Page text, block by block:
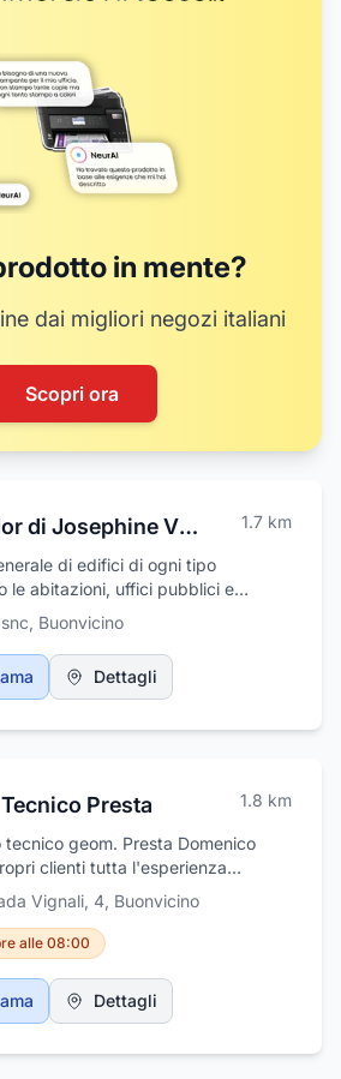
in mente?
dai migliori negozi italiani
Scopri ora
Splendor di Josephine Vitale 1.7 km
di edifici di ogni tipo
le abitazioni, uffici pubblici e
e negozi.
, Buonvicino
Dettagli
Presta 1.8 km
tecnico geom. Presta Domenico
clienti tutta l'esperienza
in tanti anni di attività. Il geometra
per questioni riguardanti le
ed assistenza sui cantieri e si
dell'espletamento delle
esegue puntuali perizie.
Vignali, 4, Buonvicino
alle 08:00
Dettagli